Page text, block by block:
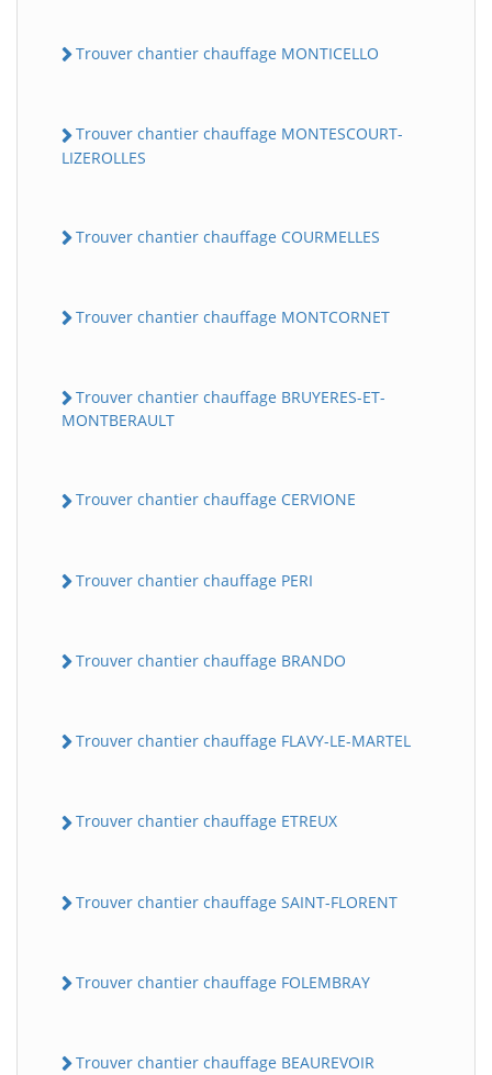
Trouver chantier chauffage MONTICELLO
Trouver chantier chauffage MONTESCOURT-
LIZEROLLES
Trouver chantier chauffage COURMELLES
Trouver chantier chauffage MONTCORNET
Trouver chantier chauffage BRUYERES-ET-
MONTBERAULT
Trouver chantier chauffage CERVIONE
Trouver chantier chauffage PERI
Trouver chantier chauffage BRANDO
Trouver chantier chauffage FLAVY-LE-MARTEL
Trouver chantier chauffage ETREUX
Trouver chantier chauffage SAINT-FLORENT
Trouver chantier chauffage FOLEMBRAY
Trouver chantier chauffage BEAUREVOIR